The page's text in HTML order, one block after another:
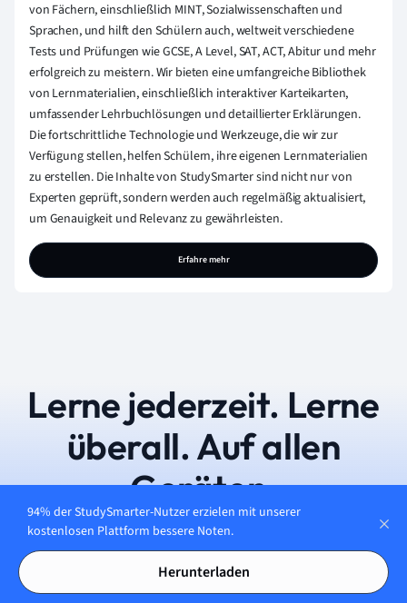
von Fächern, einschließlich MINT, Sozialwissenschaften und
Sprachen, und hilft den Schülern auch, weltweit verschiedene
Tests und Prüfungen wie GCSE, A Level, SAT, ACT, Abitur und mehr
erfolgreich zu meistern. Wir bieten eine umfangreiche Bibliothek
von Lernmaterialien, einschließlich interaktiver Karteikarten,
umfassender Lehrbuchlösungen und detaillierter Erklärungen.
Die fortschrittliche Technologie und Werkzeuge, die wir zur
Verfügung stellen, helfen Schülern, ihre eigenen Lernmaterialien
zu erstellen. Die Inhalte von StudySmarter sind nicht nur von
Experten geprüft, sondern werden auch regelmäßig aktualisiert,
um Genauigkeit und Relevanz zu gewährleisten.
Erfahre mehr
Lerne jederzeit. Lerne
überall. Auf allen
Geräten.
94% der StudySmarter-Nutzer erzielen mit unserer
kostenlosen Plattform bessere Noten.
Herunterladen